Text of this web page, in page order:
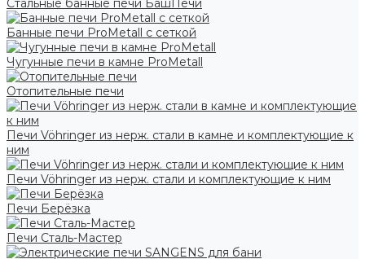
Стальные банные печи БашПечи
Банные печи ProMetall с сеткой
Чугунные печи в камне ProMetall
Отопительные печи
Печи Vöhringer из нерж. стали в камне и комплектующие к
ним
Печи Vöhringer из нерж. стали и комплектующие к ним
Печи Берёзка
Печи Сталь-Мастер